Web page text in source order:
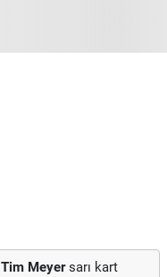
Tim Meyersarı kart